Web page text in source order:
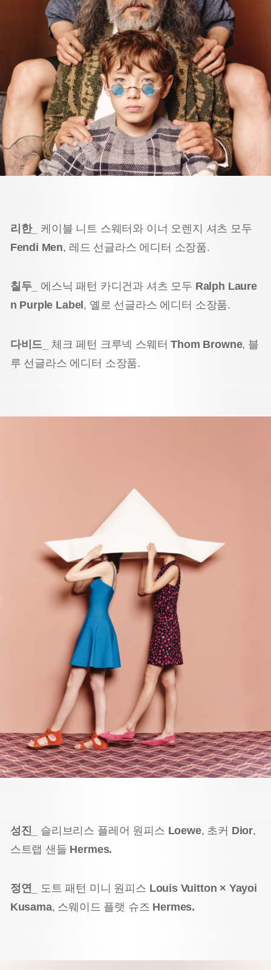
리한_
케이블 니트 스웨터와 이너 오렌지 셔츠 모두
Fendi Men, 레드 선글라스 에디터 소장품.
칠두_ 에스닉 패턴 카디건과 셔츠 모두 Ralph Laure
n Purple Label , 옐로 선글라스 에디터 소장품.
다비드_ 체크 페턴 크루넥 스웨터Thom Browne, 블
루 선글라스 에디터 소장품.
성진_ 슬리브리스 플레어 원피스 Loewe, 초커 Dior,
스트랩 샌들 Hermes.
정연_ 도트 패턴 미니 원피스 Louis Vuitton × Yayoi
Kusama, 스웨이드 플랫 슈즈 Hermes.